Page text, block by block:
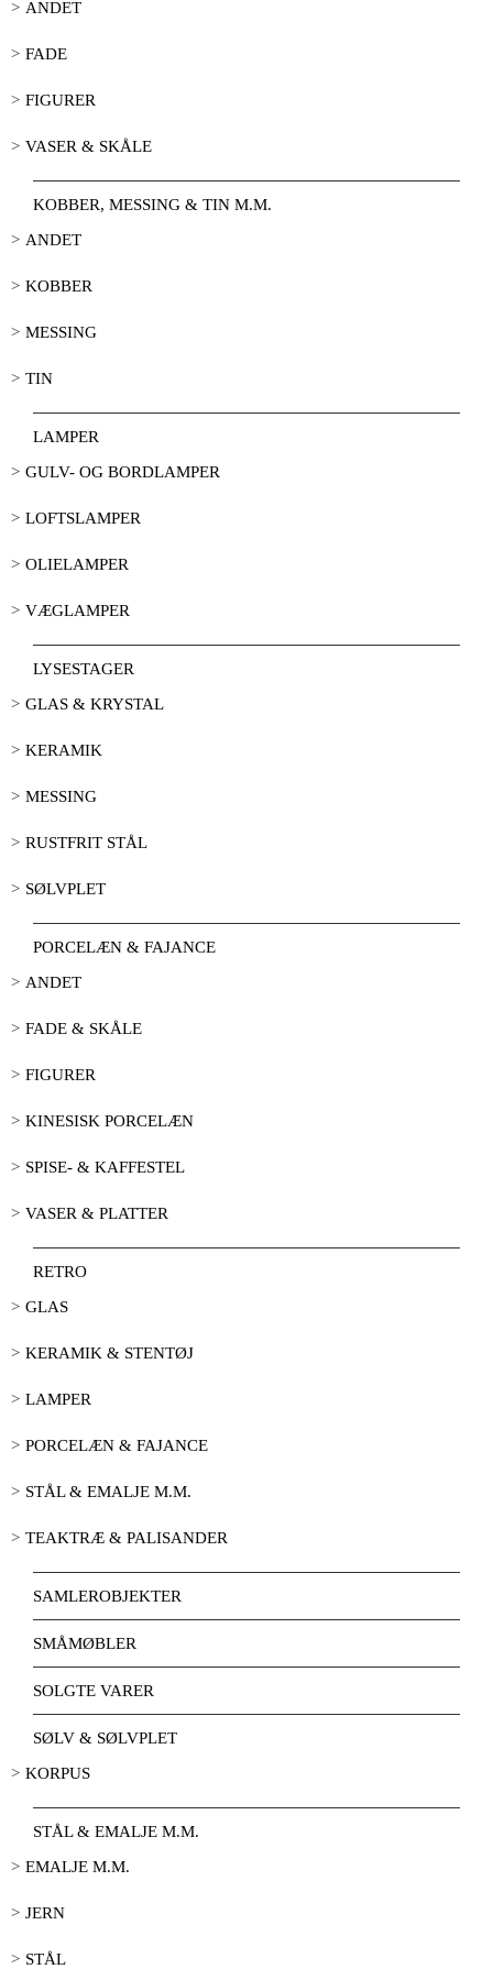
ANDET
FADE
FIGURER
VASER & SKÅLE
KOBBER, MESSING & TIN M.M.
ANDET
KOBBER
MESSING
TIN
LAMPER
GULV- OG BORDLAMPER
LOFTSLAMPER
OLIELAMPER
VÆGLAMPER
LYSESTAGER
GLAS & KRYSTAL
KERAMIK
MESSING
RUSTFRIT STÅL
SØLVPLET
PORCELÆN & FAJANCE
ANDET
FADE & SKÅLE
FIGURER
KINESISK PORCELÆN
SPISE- & KAFFESTEL
VASER & PLATTER
RETRO
GLAS
KERAMIK & STENTØJ
LAMPER
PORCELÆN & FAJANCE
STÅL & EMALJE M.M.
TEAKTRÆ & PALISANDER
SAMLEROBJEKTER
SMÅMØBLER
SOLGTE VARER
SØLV & SØLVPLET
KORPUS
STÅL & EMALJE M.M.
EMALJE M.M.
JERN
STÅL